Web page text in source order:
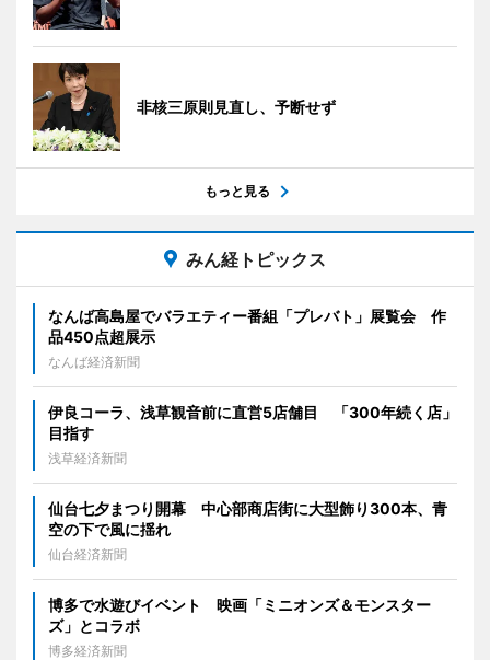
非核三原則見直し、予断せず
もっと見る
みん経トピックス
なんば高島屋でバラエティー番組「プレバト」展覧会 作
品450点超展示
なんば経済新聞
伊良コーラ、浅草観音前に直営5店舗目 「300年続く店」
目指す
浅草経済新聞
仙台七夕まつり開幕 中心部商店街に大型飾り300本、青
空の下で風に揺れ
仙台経済新聞
博多で水遊びイベント 映画「ミニオンズ＆モンスター
ズ」とコラボ
博多経済新聞